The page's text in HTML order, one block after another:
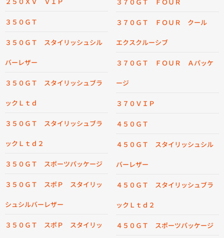
３５０ＧＴ
３５０ＧＴ スタイリッシュシル
バーレザー
３５０ＧＴ スタイリッシュブラ
ックＬｔｄ
３５０ＧＴ スタイリッシュブラ
ックＬｔｄ２
３５０ＧＴ スポーツパッケージ
３５０ＧＴ スポＰ スタイリッ
シュシルバーレザー
３５０ＧＴ スポＰ スタイリッ
３７０ＧＴ ＦＯＵＲ クール
エクスクルーシブ
３７０ＧＴ ＦＯＵＲ Ａパッケ
ージ
３７０ＶＩＰ
４５０ＧＴ
４５０ＧＴ スタイリッシュシル
バーレザー
４５０ＧＴ スタイリッシュブラ
ックＬｔｄ２
４５０ＧＴ スポーツパッケージ